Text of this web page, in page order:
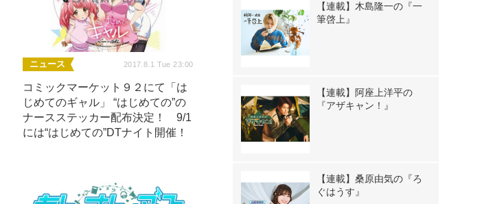
ニュース 2017.8.1 Tue 23:00
コミックマーケット９２にて「は
じめてのギャル」 “はじめての”の
ナースステッカー配布決定！ 9/1
には“はじめての”DTナイト開催！
【連載】木島隆一の『一
筆啓上』
【連載】阿座上洋平の
『アザキャン！』
【連載】桑原由気の『ろ
ぐはうす』